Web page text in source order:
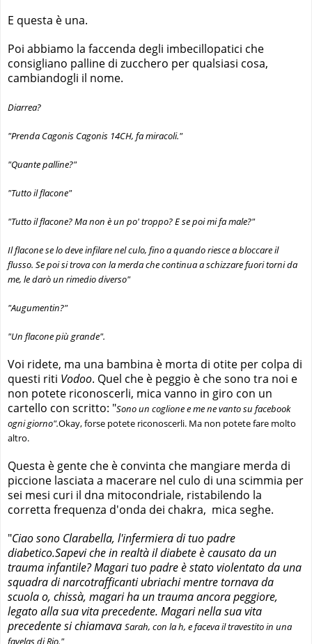
E questa è una.
Poi abbiamo la faccenda degli imbecillopatici che
consigliano palline di zucchero per qualsiasi cosa,
cambiandogli il nome.
Diarrea?
"Prenda Cagonis Cagonis 14CH, fa miracoli."
"Quante palline?"
"Tutto il flacone"
"Tutto il flacone? Ma non è un po' troppo? E se poi mi fa male?"
Il flacone se lo deve infilare nel culo, fino a quando riesce a bloccare il
flusso. Se poi si trova con la merda che continua a schizzare fuori torni da
me, le darò un rimedio diverso"
"Augumentin?"
"Un flacone più grande".
Voi ridete, ma una bambina è morta di otite per colpa di
questi riti Vodoo. Quel che è peggio è che sono tra noi e
non potete riconoscerli, mica vanno in giro con un
cartello con scritto: "Sono un coglione e me ne vanto su facebook
ogni giorno".Okay, forse potete riconoscerli. Ma non potete fare molto
altro.
Questa è gente che è convinta che mangiare merda di
piccione lasciata a macerare nel culo di una scimmia per
sei mesi curi il dna mitocondriale, ristabilendo la
corretta frequenza d'onda dei chakra, mica seghe.
"Ciao sono Clarabella, l'infermiera di tuo padre
diabetico.Sapevi che in realtà il diabete è causato da un
trauma infantile? Magari tuo padre è stato violentato da una
squadra di narcotrafficanti ubriachi mentre tornava da
scuola o, chissà, magari ha un trauma ancora peggiore,
legato alla sua vita precedente. Magari nella sua vita
precedente si chiamava Sarah, con la h, e faceva il travestito in una
favelas di Rio."